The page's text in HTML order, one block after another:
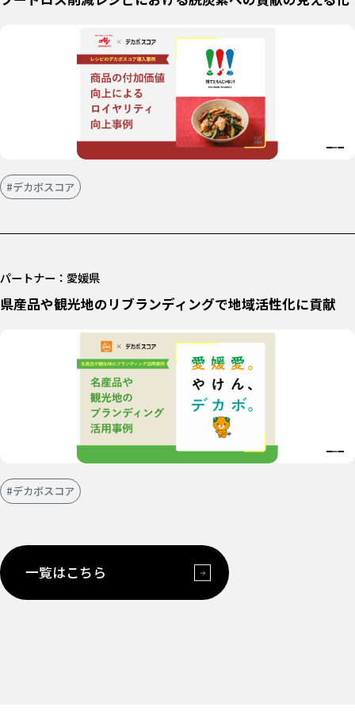
#デカボスコア
パートナー：愛媛県
県産品や観光地のリブランディングで地域活性化に貢献
#デカボスコア
一覧はこちら